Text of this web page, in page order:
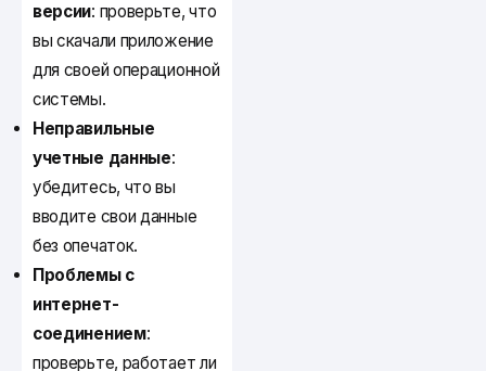
версии: проверьте, что
вы скачали приложение
для своей операционной
системы.
Неправильные
учетные данные:
убедитесь, что вы
вводите свои данные
без опечаток.
Проблемы с
интернет-
соединением:
проверьте, работает ли